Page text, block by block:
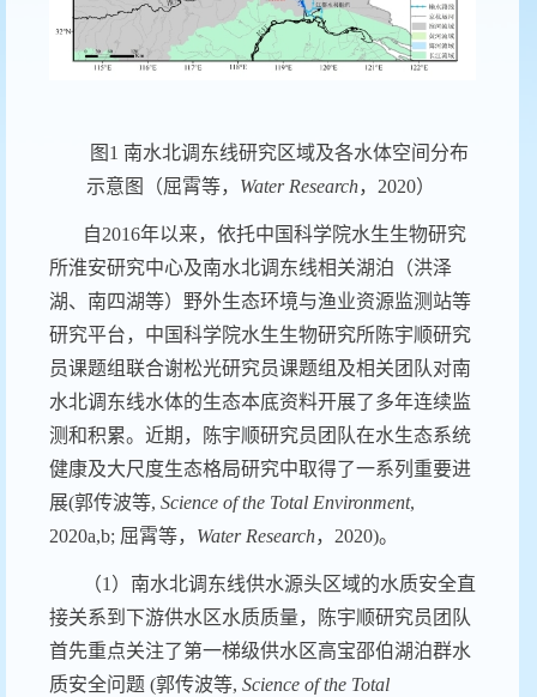
图 1 南水北调东线研究区域及各水体空间分布
示意图（屈霄等， Water Research， 2020）
自2016年以来，依托中国科学院水生生物研究
所淮安研究中心及南水北调东线相关湖泊（洪泽
湖、南四湖等）野外生态环境与渔业资源监测站等
研究平台，中国科学院水生生物研究所陈宇顺研究
员课题组联合谢松光研究员课题组及相关团队对南
水北调东线水体的生态本底资料开展了多年连续监
测和积累。近期，陈宇顺研究员团队在水生态系统
健康及大尺度生态格局研究中取得了一系列重要进
展(郭传波等, Science of the Total Environment,
2020a,b; 屈霄等， Water Research， 2020)。
（1 ）南水北调东线供水源头区域的水质安全直
接关系到下游供水区水质质量，陈宇顺研究员团队
首先重点关注了第一梯级供水区高宝邵伯湖泊群水
质安全问题 (郭传波等, Science of the Total